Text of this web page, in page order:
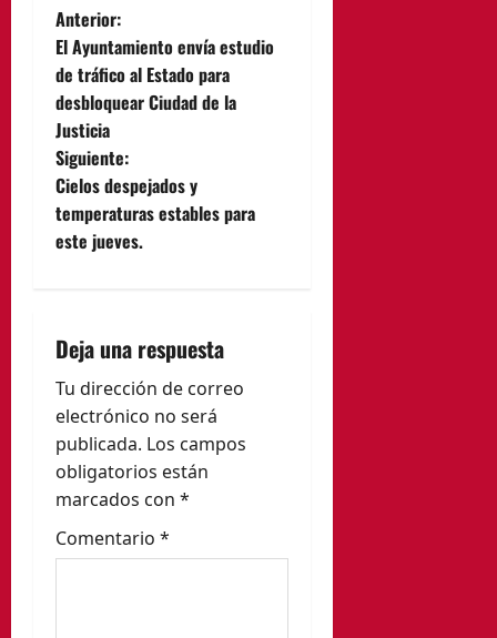
N
a
v
e
g
a
i
ó
n
d
e
Anterior:
El Ayuntamiento envía estudio
de tráfico al Estado para
desbloquear Ciudad de la
Justicia
Siguiente:
Cielos despejados y
temperaturas estables para
este jueves.
Deja una respuesta
Tu dirección de correo
electrónico no será
publicada. Los campos
obligatorios están
marcados con *
Comentario *